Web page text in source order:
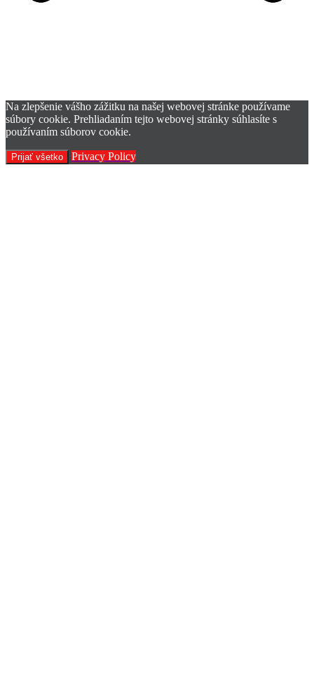
Na zlepšenie vášho zážitku na našej webovej stránke používame
súbory cookie. Prehliadaním tejto webovej stránky súhlasíte s
používaním súborov cookie.
Prijať všetko Privacy Policy